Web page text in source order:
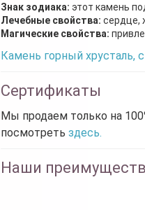
Знак зодиака: этот камень
Лечебные свойства: сердце,
Магические свойства:
Камень горный хрусталь,
Сертификаты
Мы продаем только на
посмотреть здесь.
Наши